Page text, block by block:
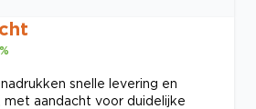
%
snelle levering en
aandacht voor duidelijke